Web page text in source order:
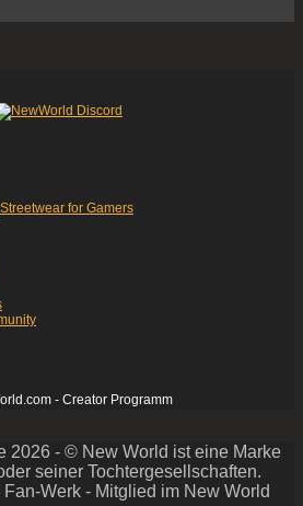
2026 - © New World ist eine Marke
seiner Tochtergesellschaften.
Werk - Mitglied im New World